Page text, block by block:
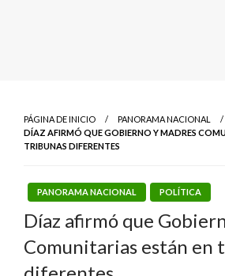
PÁGINA DE INICIO
PANORAMA NACIONAL
DÍAZ AFIRMÓ QUE GOBIERNO Y MADRES
TRIBUNAS DIFERENTES
PANORAMA NACIONAL POLÍTICA
Díaz afirmó que
Comunitarias están en